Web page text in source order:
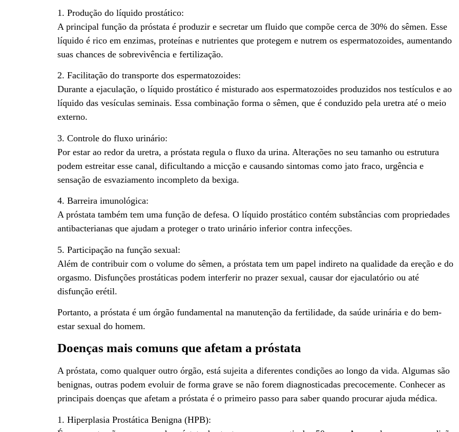
1. Produção do líquido prostático:
A principal função da próstata é produzir e secretar um fluido que compõe cerca de 30% do sêmen. Esse
líquido é rico em enzimas, proteínas e nutrientes que protegem e nutrem os espermatozoides, aumentando
suas chances de sobrevivência e fertilização.
2. Facilitação do transporte dos espermatozoides:
Durante a ejaculação, o líquido prostático é misturado aos espermatozoides produzidos nos testículos e ao
líquido das vesículas seminais. Essa combinação forma o sêmen, que é conduzido pela uretra até o meio
externo.
3. Controle do fluxo urinário:
Por estar ao redor da uretra, a próstata regula o fluxo da urina. Alterações no seu tamanho ou estrutura
podem estreitar esse canal, dificultando a micção e causando sintomas como jato fraco, urgência e
sensação de esvaziamento incompleto da bexiga.
4. Barreira imunológica:
A próstata também tem uma função de defesa. O líquido prostático contém substâncias com propriedades
antibacterianas que ajudam a proteger o trato urinário inferior contra infecções.
5. Participação na função sexual:
Além de contribuir com o volume do sêmen, a próstata tem um papel indireto na qualidade da ereção e do
orgasmo. Disfunções prostáticas podem interferir no prazer sexual, causar dor ejaculatório ou até
disfunção erétil.
Portanto, a próstata é um órgão fundamental na manutenção da fertilidade, da saúde urinária e do bem-
estar sexual do homem.
Doenças mais comuns que afetam a próstata
A próstata, como qualquer outro órgão, está sujeita a diferentes condições ao longo da vida. Algumas são
benignas, outras podem evoluir de forma grave se não forem diagnosticadas precocemente. Conhecer as
principais doenças que afetam a próstata é o primeiro passo para saber quando procurar ajuda médica.
1. Hiperplasia Prostática Benigna (HPB):